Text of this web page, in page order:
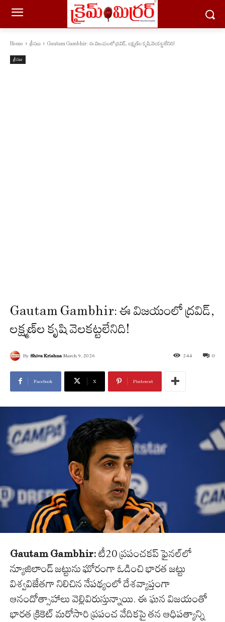
Home క్రీడలు Gautam Gambhir: ఈ విజయంలో ద్రవిడ్, లక్ష్మణ్‌ల కృషి వెలకట్టలేనిది!
క్రీడలు
Gautam Gambhir: ఈ విజయంలో ద్రవిడ్,
లక్ష్మణ్‌ల కృషి వెలకట్టలేనిది!
By Shiva Krishna March 9, 2026 0
244
Facebook X Pinterest
Gautam Gambhir: టీ20 ప్రపంచకప్ ఫైనల్‌లో
న్యూజిలాండ్ జట్టును ఘోరంగా ఓడించి భారత జట్టు
విశ్వవిజేతగా నిలిచిన నేపథ్యంలో దేశవ్యాప్తంగా
ఆనందోత్సాహాలు వెల్లివిరుస్తున్నాయి. ఈ ఘన విజయంతో
భారత క్రికెట్ మరోసారి ప్రపంచ వేదికపై తన ఆధిపత్యాన్ని